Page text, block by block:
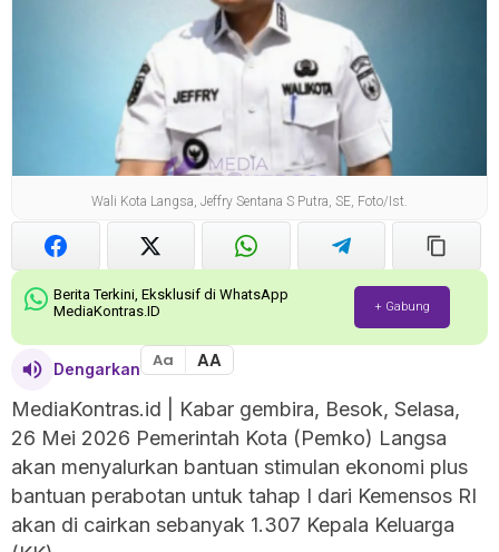
Wali Kota Langsa, Jeffry Sentana S Putra, SE, Foto/ist.
Berita Terkini, Eksklusif di WhatsApp
MediaKontras.ID
+ Gabung
Dengarkan Aa AA
MediaKontras.id | Kabar gembira, Besok, Selasa,
26 Mei 2026 Pemerintah Kota (Pemko) Langsa
akan menyalurkan bantuan stimulan ekonomi plus
bantuan perabotan untuk tahap I dari Kemensos RI
akan di cairkan sebanyak 1.307 Kepala Keluarga